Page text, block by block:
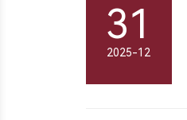
31
2025-12